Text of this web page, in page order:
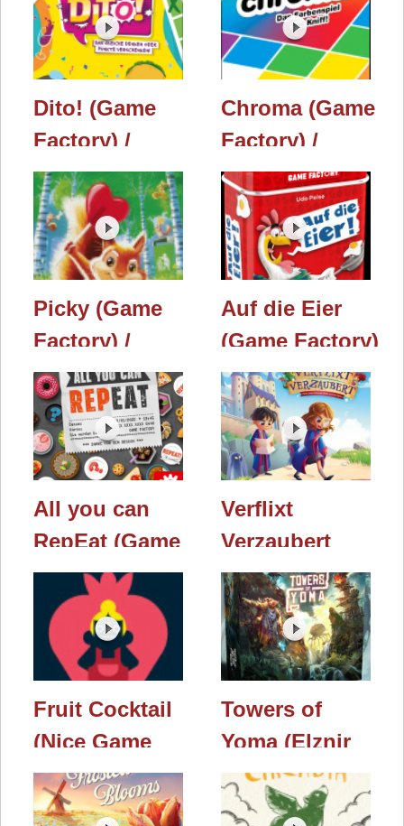
Dito! (Game
Factory) /
Spielwarenmesse
2026
Chroma (Game
Factory) /
Spielwarenmesse
2026
Picky (Game
Factory) /
Spielwarenmesse
2026
Auf die Eier
(Game Factory)
/
Spielwarenmesse
2026
All you can
RepEat (Game
Factory) /
Spielwarenmesse
2026
Verflixt
Verzaubert
(Game Factory)
/
Spielwarenmesse
2026
Fruit Cocktail
(Nice Game
Publishing) /
Spielwarenmesse
Towers of
Yoma (Elznir
Games) /
Spielwarenmesse